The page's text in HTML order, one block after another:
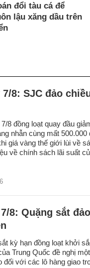
đổi tàu cá để
lậu xăng dầu trên
8: SJC đảo
8 đồng loạt quay đầu
nhẫn cùng mất
giá vàng thế giới lùi về
về chính sách lãi suất
8: Quặng sắt
kỳ hạn đồng loạt khởi
Trung Quốc đề nghị
với các lô hàng giao